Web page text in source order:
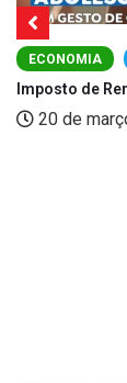
ECONOMIA
Imposto de
20 de